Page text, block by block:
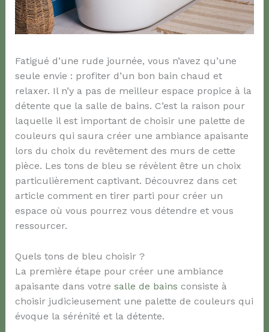
Fatigué d’une rude journée, vous n’avez qu’une
seule envie : profiter d’un bon bain chaud et
relaxer. Il n’y a pas de meilleur espace propice à la
détente que la salle de bains. C’est la raison pour
laquelle il est important de choisir une palette de
couleurs qui saura créer une ambiance apaisante
lors du choix du revêtement des murs de cette
pièce. Les tons de bleu se révèlent être un choix
particulièrement captivant. Découvrez dans cet
article comment en tirer parti pour créer un
espace où vous pourrez vous détendre et vous
ressourcer.
Quels tons de bleu choisir ?
La première étape pour créer une ambiance
apaisante dans votre salle de bains consiste à
choisir judicieusement une palette de couleurs qui
évoque la sérénité et la détente.